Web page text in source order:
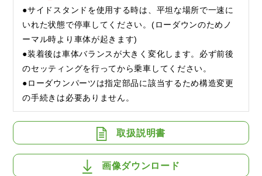
●サイドスタンドを使用する時は、平坦な場所で一速に
いれた状態で停車してください。(ローダウンのためノ
ーマル時より車体が起きます)
●装着後は車体バランスが大きく変化します。必ず前後
のセッティングを行ってから乗車してください。
●ローダウンパーツは指定部品に該当するため構造変更
の手続きは必要ありません。
取扱説明書
画像ダウンロード